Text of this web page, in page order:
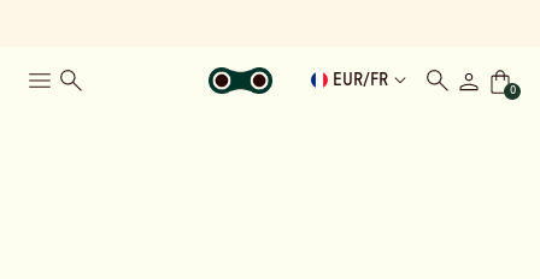
EUR/ FR
0